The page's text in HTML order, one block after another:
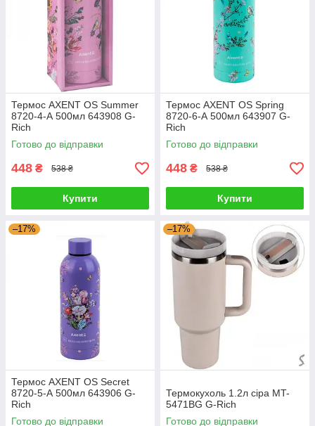
Термос AXENT OS Summer
8720-4-А 500мл 643908 G-
Rich
Готово до відправки
448 ₴ 538 ₴
Купити
Термос AXENT OS Spring
8720-6-А 500мл 643907 G-
Rich
Готово до відправки
448 ₴ 538 ₴
Купити
–17%
Термос AXENT OS Secret
8720-5-А 500мл 643906 G-
Rich
Готово до відправки
–17%
Термокухоль 1.2л сіра MT-
5471BG G-Rich
Готово до відправки